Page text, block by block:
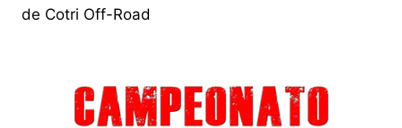
de Cotri Off-Road